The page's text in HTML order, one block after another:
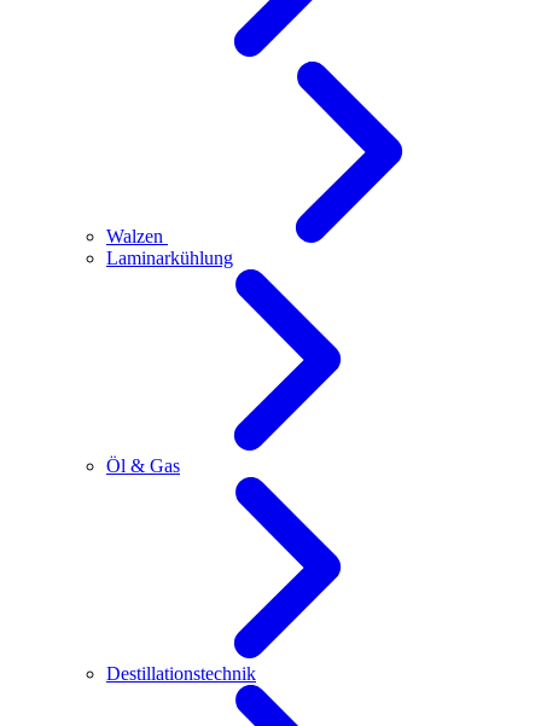
Walzen
Laminarkühlung
Öl & Gas
Destillationstechnik